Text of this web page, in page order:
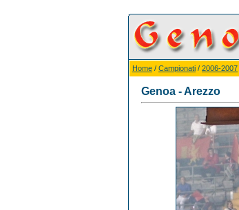
Home / Campionati / 2006-2007
Genoa - Arezzo